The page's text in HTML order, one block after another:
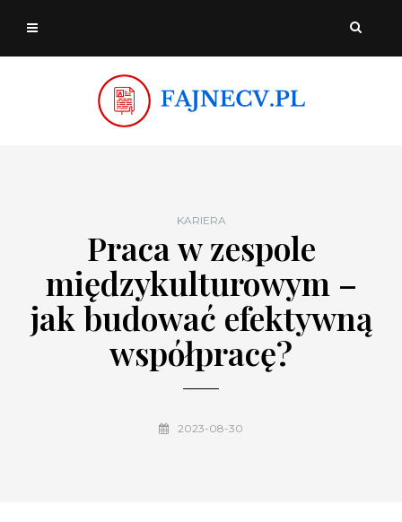
KARIERA
Praca w zespole
międzykulturowym –
jak budować efektywną
współpracę?
2023-08-30